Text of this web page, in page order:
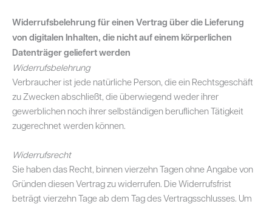
Widerrufsbelehrung für einen Vertrag über die Lieferung
von digitalen Inhalten, die nicht auf einem körperlichen
Datenträger geliefert werden
Widerrufsbelehrung
Verbraucher ist jede natürliche Person, die ein Rechtsgeschäft
zu Zwecken abschließt, die überwiegend weder ihrer
gewerblichen noch ihrer selbständigen beruflichen Tätigkeit
zugerechnet werden können.
Widerrufsrecht
Sie haben das Recht, binnen vierzehn Tagen ohne Angabe von
Gründen diesen Vertrag zu widerrufen. Die Widerrufsfrist
beträgt vierzehn Tage ab dem Tag des Vertragsschlusses. Um